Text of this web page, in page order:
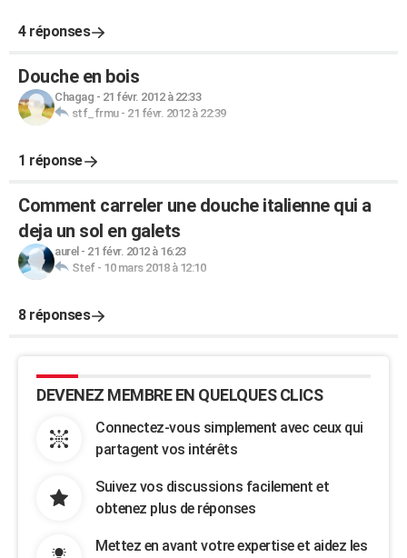
4 réponses
Douche en bois
Chagag - 21 févr. 2012 à 22:33
stf_frmu- 21 févr. 2012 à 22:39
1 réponse
Comment carreler une douche italienne qui a
deja un sol en galets
aurel - 21 févr. 2012 à 16:23
Stef- 10 mars 2018 à 12:10
8 réponses
DEVENEZ MEMBRE EN QUELQUES CLICS
Connectez-vous simplement avec ceux qui
partagent vos intérêts
Suivez vos discussions facilement et
obtenez plus de réponses
Mettez en avant votre expertise et aidez les